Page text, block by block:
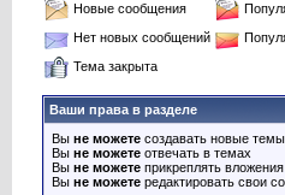
Новые сообщения
Нет новых сообщений
Тема закрыта
Ваши права в разделе
Вы не можете создавать новые темы
Вы не можете отвечать в темах
Вы не можете прикреплять вложения
Вы не можете редактировать свои